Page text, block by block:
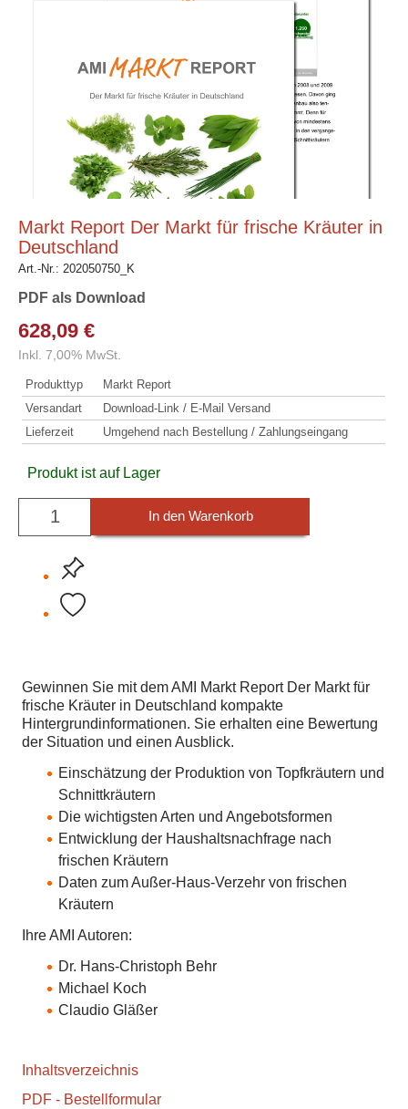
Markt Report Der Markt für frische Kräuter in
Deutschland
Art.-Nr.: 202050750_K
PDF als Download
628,09 €
Inkl. 7,00% MwSt.
Produkttyp
Markt Report
Versandart
Download-Link / E-Mail Versand
Lieferzeit
Umgehend nach Bestellung / Zahlungseingang
Produkt ist auf Lager
In den Warenkorb
Gewinnen Sie mit dem AMI Markt Report Der Markt für
frische Kräuter in Deutschland kompakte
Hintergrundinformationen. Sie erhalten eine Bewertung
der Situation und einen Ausblick.
Einschätzung der Produktion von Topfkräutern und
Schnittkräutern
Die wichtigsten Arten und Angebotsformen
Entwicklung der Haushaltsnachfrage nach
frischen Kräutern
Daten zum Außer-Haus-Verzehr von frischen
Kräutern
Ihre AMI Autoren:
Dr. Hans-Christoph Behr
Michael Koch
Claudio Gläßer
Inhaltsverzeichnis
PDF - Bestellformular